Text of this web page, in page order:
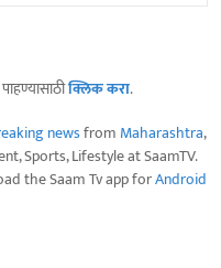
क्लिक करा.
newsfrom Maharashtra,
Sports, Lifestyle at SaamTV.
the Saam Tv app forAndroid